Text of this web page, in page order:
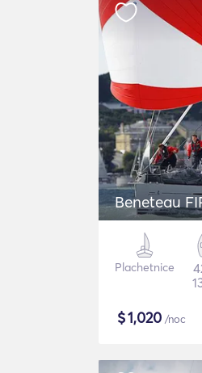
Beneteau
Plachetnice
$1,020 /noc